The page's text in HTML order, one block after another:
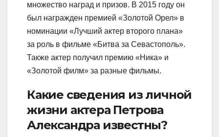
множество наград и призов. В 2015 году он
был награжден премией «Золотой Орел» в
номинации «Лучший актер второго плана»
за роль в фильме «Битва за Севастополь».
Также актер получил премию «Ника» и
«Золотой филм» за разные фильмы.
Какие сведения из личной
жизни актера Петрова
Александра известны?